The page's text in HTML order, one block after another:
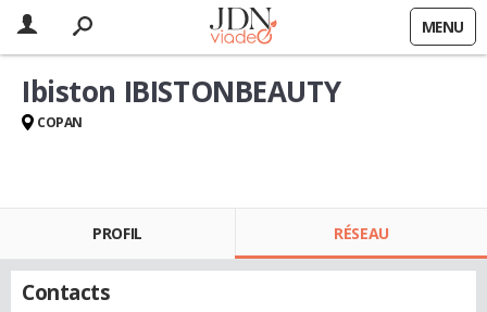
MENU
Ibiston IBISTONBEAUTY
COPAN
PROFIL RÉSEAU
Contacts